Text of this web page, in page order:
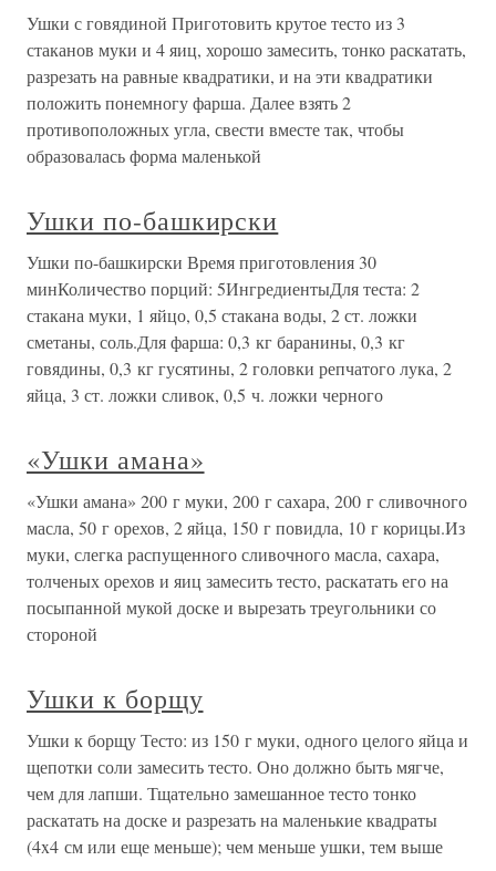
Ушки с говядиной Приготовить крутое тесто из 3
стаканов муки и 4 яиц, хорошо замесить, тонко раскатать,
разрезать на равные квадратики, и на эти квадратики
положить понемногу фарша. Далее взять 2
противоположных угла, свести вместе так, чтобы
образовалась форма маленькой
Ушки по-башкирски
Ушки по-башкирски Время приготовления 30
минКоличество порций: 5ИнгредиентыДля теста: 2
стакана муки, 1 яйцо, 0,5 стакана воды, 2 ст. ложки
сметаны, соль.Для фарша: 0,3 кг баранины, 0,3 кг
говядины, 0,3 кг гусятины, 2 головки репчатого лука, 2
яйца, 3 ст. ложки сливок, 0,5 ч. ложки черного
«Ушки амана»
«Ушки амана» 200 г муки, 200 г сахара, 200 г сливочного
масла, 50 г орехов, 2 яйца, 150 г повидла, 10 г корицы.Из
муки, слегка распущенного сливочного масла, сахара,
толченых орехов и яиц замесить тесто, раскатать его на
посыпанной мукой доске и вырезать треугольники со
стороной
Ушки к борщу
Ушки к борщу Тесто: из 150 г муки, одного целого яйца и
щепотки соли замесить тесто. Оно должно быть мягче,
чем для лапши. Тщательно замешанное тесто тонко
раскатать на доске и разрезать на маленькие квадраты
(4x4 см или еще меньше); чем меньше ушки, тем выше